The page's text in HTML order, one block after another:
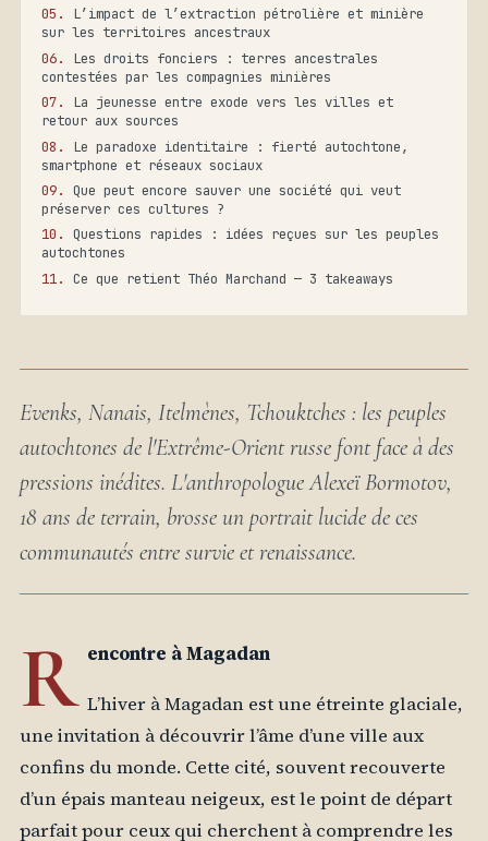
L’impact de l’extraction pétrolière et minière
sur les territoires ancestraux
Les droits fonciers : terres ancestrales
contestées par les compagnies minières
La jeunesse entre exode vers les villes et
retour aux sources
Le paradoxe identitaire : fierté autochtone,
smartphone et réseaux sociaux
Que peut encore sauver une société qui veut
préserver ces cultures ?
Questions rapides : idées reçues sur les peuples
autochtones
Ce que retient Théo Marchand — 3 takeaways
Evenks, Nanais, Itelmènes, Tchouktches : les peuples
autochtones de l'Extrême-Orient russe font face à des
pressions inédites. L'anthropologue Alexeï Bormotov,
18 ans de terrain, brosse un portrait lucide de ces
communautés entre survie et renaissance.
R encontre à Magadan
L’hiver à Magadan est une étreinte glaciale,
une invitation à découvrir l’âme d’une ville aux
confins du monde. Cette cité, souvent recouverte
d’un épais manteau neigeux, est le point de départ
parfait pour ceux qui cherchent à comprendre les